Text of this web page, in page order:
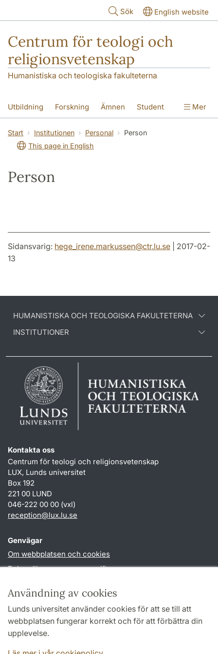
Användning av cookies
Lunds universitet använder cookies för att se till att
webbplatsen fungerar korrekt och för att förbättra din
upplevelse.
Sök English website
Centrum för teologi och
religionsvetenskap
Humanistiska och teologiska fakulteterna
Utbildning Forskning Ämnen Student
Institutionen
Mer
Start Institutionen Personal
Person
This page in English
Person
Sidansvarig: hege_irene.markussen@ctr.lu.se | 2017-02-
13
HUMANISTISKA OCH TEOLOGISKA FAKULTETERNA
INSTITUTIONER
Kontakta oss
Centrum för teologi och religionsvetenskap
LUX, Lunds universitet
Box 192
221 00 LUND
046-222 00 00 (vxl)
reception@lux.lu.se
Genvägar
Om webbplatsen och cookies
Behandling av personuppgifter
TYPO3-login
Följ oss i sociala medier